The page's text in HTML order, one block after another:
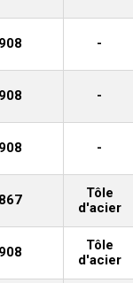
-
-
-
Tôle
d'acier
Tôle
d'acier